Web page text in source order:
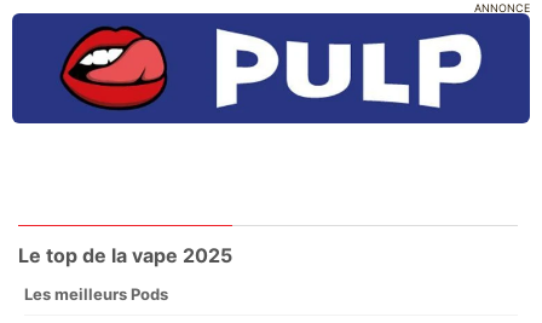
ANNONCE
Le top de la vape 2025
Les meilleurs Pods